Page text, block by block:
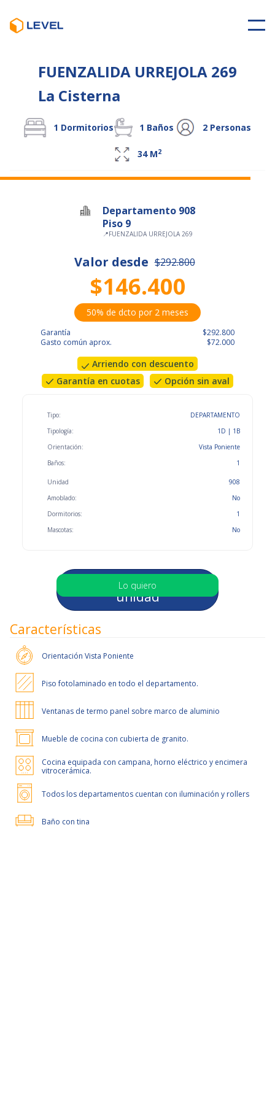
FUENZALIDA URREJOLA 269
La Cisterna
1 Dormitorios 1 Baños 2 Personas
34M2
Departamento 908
Piso 9
📍FUENZALIDA URREJOLA 269
Valor desde $292.800
$146.400
50% de dcto por 2 meses
Garantía
Gasto común aprox.
$292.800
$72.000
Arriendo con descuento
Garantía en cuotas
Opción sin aval
Tipo:
Tipología:
Orientación:
Baños:
DEPARTAMENTO
1D | 1B
Vista Poniente
1
Unidad
Amoblado:
Dormitorios:
Mascotas:
908
No
1
No
Selecciona otra
unidad
Lo quiero
Características
Orientación Vista Poniente
Piso fotolaminado en todo el departamento.
Ventanas de termo panel sobre marco de aluminio
Mueble de cocina con cubierta de granito.
Cocina equipada con campana, horno eléctrico y encimera
vitrocerámica.
Todos los departamentos cuentan con iluminación y rollers
Baño con tina